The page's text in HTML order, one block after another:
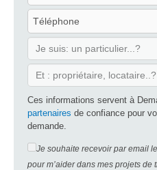
Ces informations servent à
partenaires de confiance pour
demande.
Je souhaite recevoir par email
pour m’aider dans mes projets de